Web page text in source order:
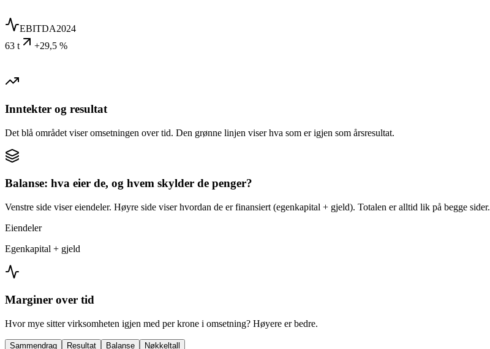
EBITDA2024
63 t
+29,5 %
Inntekter og resultat
Det blå området viser omsetningen over tid. Den grønne linjen viser hva som er igjen som årsresultat.
Balanse: hva eier de, og hvem skylder de penger?
Venstre side viser eiendeler. Høyre side viser hvordan de er finansiert (egenkapital + gjeld). Totalen er alltid lik på begge sider.
Eiendeler
Egenkapital + gjeld
Marginer over tid
Hvor mye sitter virksomheten igjen med per krone i omsetning? Høyere er bedre.
Sammendrag Resultat Balanse Nøkkeltall